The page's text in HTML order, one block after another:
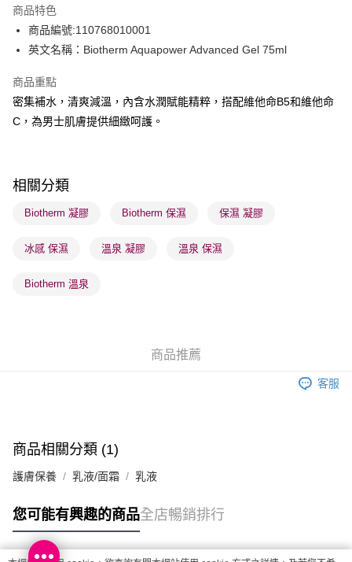
PayMe
WeChat Pay
BoC Pay
送貨方式
每筆HK$65.00，滿HK$300.00或以上免運費
確認發貨後1-3 工作天送達，訂單將隨機分配至SF順豐速運或京東
每筆HK$65.00，滿HK$300.00或以上免運費
每筆HK$20.00，滿HK$100.00或以上免運費
(澳門門市) 只顯示可選門市。確認發貨後2-5個工作天到店，3天內
澳門地區配送 - 確認發貨後1-4個工作天送達
商品特色
商品編號:110768010001
英文名稱：Biotherm Aquapower Advanced Gel 75ml
商品重點
密集補水，清爽減溫，內含水潤賦能精粹，搭配維他命B5和維他命
C，為男士肌膚提供細緻呵護。
相關分類
Biotherm 凝膠 Biotherm 保濕 保濕 凝膠
冰感 保濕 溫泉 凝膠 溫泉 保濕
Biotherm 溫泉
商品推薦
客服
商品相關分類 (1)
護膚保養 乳液/面霜 乳液
您可能有興趣的商品全店暢銷排行